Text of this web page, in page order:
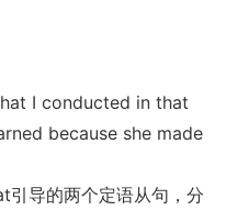
I conducted in that
because she made
导的两个定语从句，分